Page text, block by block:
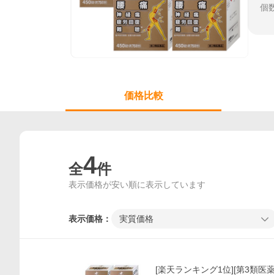
個
価格比較
全4件
表示価格が安い順に表示しています
表示価格： 実質価格
[楽天ランキング1位][第3類医